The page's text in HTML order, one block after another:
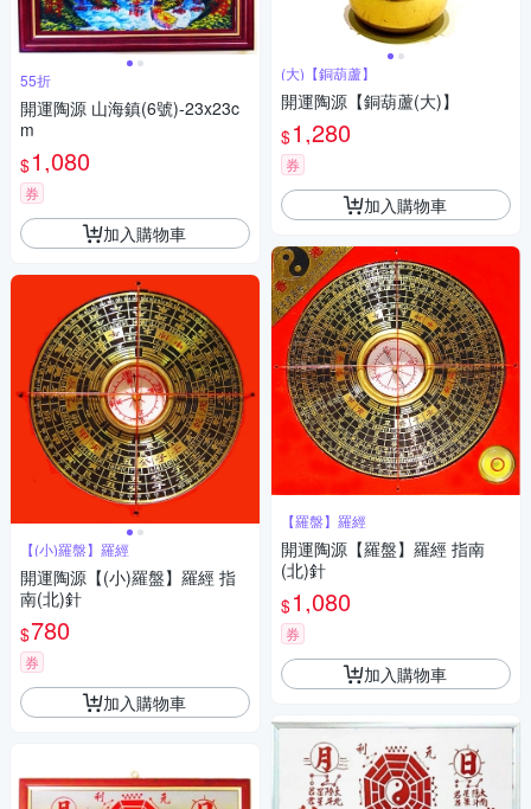
55折
開運陶源 山海鎮(6號)-23x23c
m
$1,080
券
加入購物車
【(小)羅盤】羅經
開運陶源【(小)羅盤】羅經 指
南(北)針
$780
券
加入購物車
(大)【銅葫蘆】
開運陶源【銅葫蘆(大)】
$1,280
券
加入購物車
【羅盤】羅經
開運陶源【羅盤】羅經 指南
(北)針
$1,080
券
加入購物車